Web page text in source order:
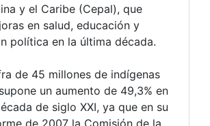
y el Caribe (Cepal), que
en salud, educación y
política en la última década.
de 45 millones de indígenas
un aumento de 49,3% en
de siglo XXI, ya que en su
de 2007 la Comisión de la